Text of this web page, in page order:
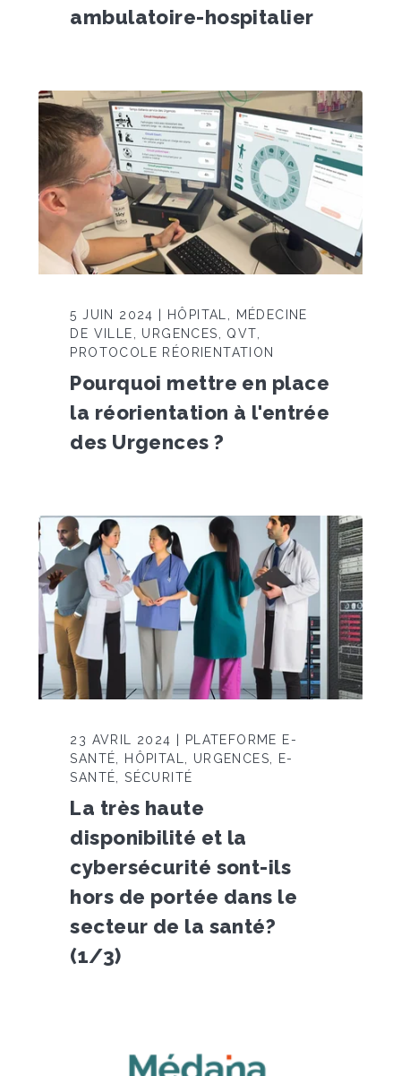
ambulatoire-hospitalier
5 JUIN 2024 | HÔPITAL, MÉDECINE
DE VILLE, URGENCES, QVT,
PROTOCOLE RÉORIENTATION
Pourquoi mettre en place
la réorientation à l'entrée
des Urgences ?
23 AVRIL 2024 | PLATEFORME E-
SANTÉ, HÔPITAL, URGENCES, E-
SANTÉ, SÉCURITÉ
La très haute
disponibilité et la
cybersécurité sont-ils
hors de portée dans le
secteur de la santé?
(1/3)